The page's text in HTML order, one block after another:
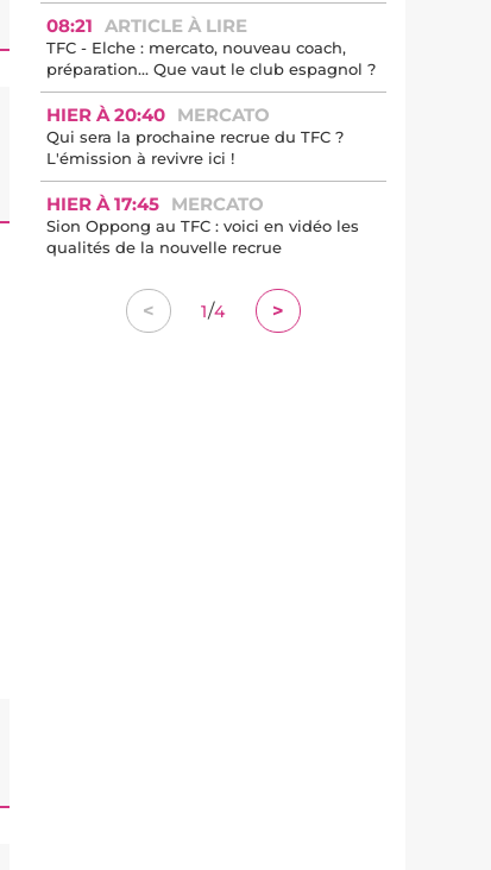
08:21 ARTICLE À LIRE
TFC - Elche : mercato, nouveau coach,
préparation… Que vaut le club espagnol ?
HIER À 20:40 MERCATO
Qui sera la prochaine recrue du TFC ?
L'émission à revivre ici !
HIER À 17:45 MERCATO
Sion Oppong au TFC : voici en vidéo les
qualités de la nouvelle recrue
< 1/4 >